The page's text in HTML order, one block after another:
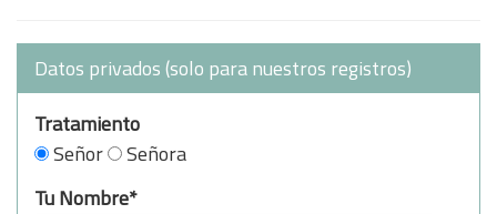
Datos privados (solo para nuestros registros)
Tratamiento
Señor
Señora
Tu Nombre*